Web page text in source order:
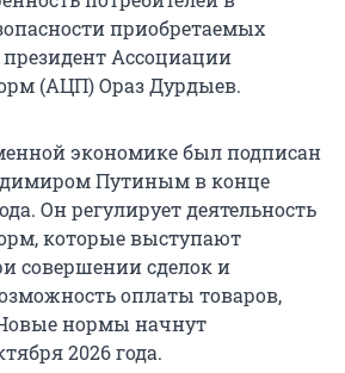
приобретаемых
Ассоциации
(АЦП) Ораз Дурдыев.
экономике был подписан
Путиным в конце
Он регулирует деятельность
которые выступают
совершении сделок и
оплаты товаров,
нормы начнут
2026 года.